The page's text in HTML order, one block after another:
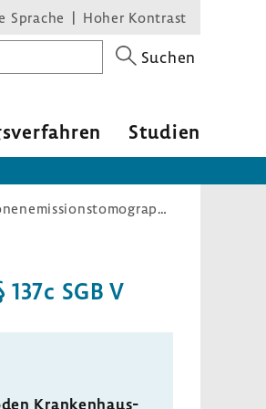
Sprache Hoher Kontrast
Suchen
Studien
Positronenemissionstomographie (PET); PET/Computertomographie (CT) gemäß § 137c SGB V
SGB V
Kran­ken­haus­